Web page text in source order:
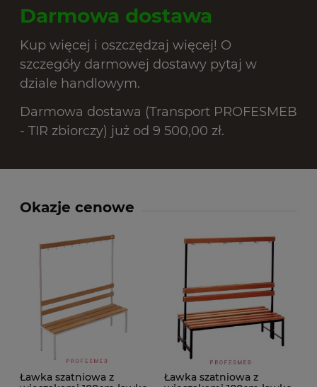
Darmowa dostawa
Kup więcej i oszczędzaj więcej! O
szczegóły darmowej dostawy pytaj w
dziale handlowym.
Darmowa dostawa (Transport PROFESMEB
- TIR zbiorczy) już od 9 500,00 zł.
Okazje cenowe
Ławka szatniowa z
Ławka szatniowa z